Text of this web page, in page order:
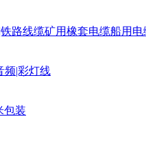
路线缆矿用橡套电缆船用电
频|彩灯线
包装